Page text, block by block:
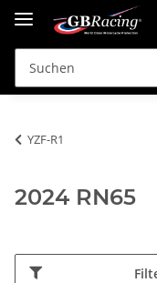
YZF-R1
2024 RN65